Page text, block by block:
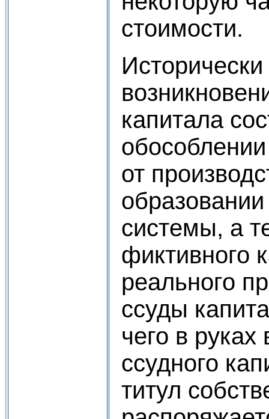
стоимости.
капитала
от
системы, а
фиктивного
реального
ссуды
чего в
ссудного
титул